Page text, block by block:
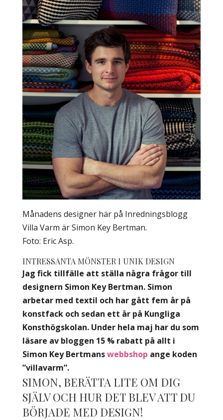
Månadens designer här på Inredningsblogg
Villa Varm är Simon Key Bertman.
Foto: Eric Asp.
INTRESSANTA MÖNSTER I UNIK DESIGN
Jag fick tillfälle att ställa några frågor till
designern Simon Key Bertman. Simon
arbetar med textil och har gått fem år på
konstfack och sedan ett år på Kungliga
Konsthögskolan. Under hela maj har du som
läsare av bloggen 15 % rabatt på allt i
Simon Key Bertmanswebbshop ange koden
”villavarm”.
SIMON, BERÄTTA LITE OM DIG
SJÄLV OCH HUR DET BLEV ATT DU
BÖRJADE MED DESIGN!